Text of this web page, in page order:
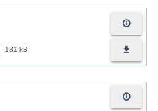
131 kB
info_outline
file_download
info_outline